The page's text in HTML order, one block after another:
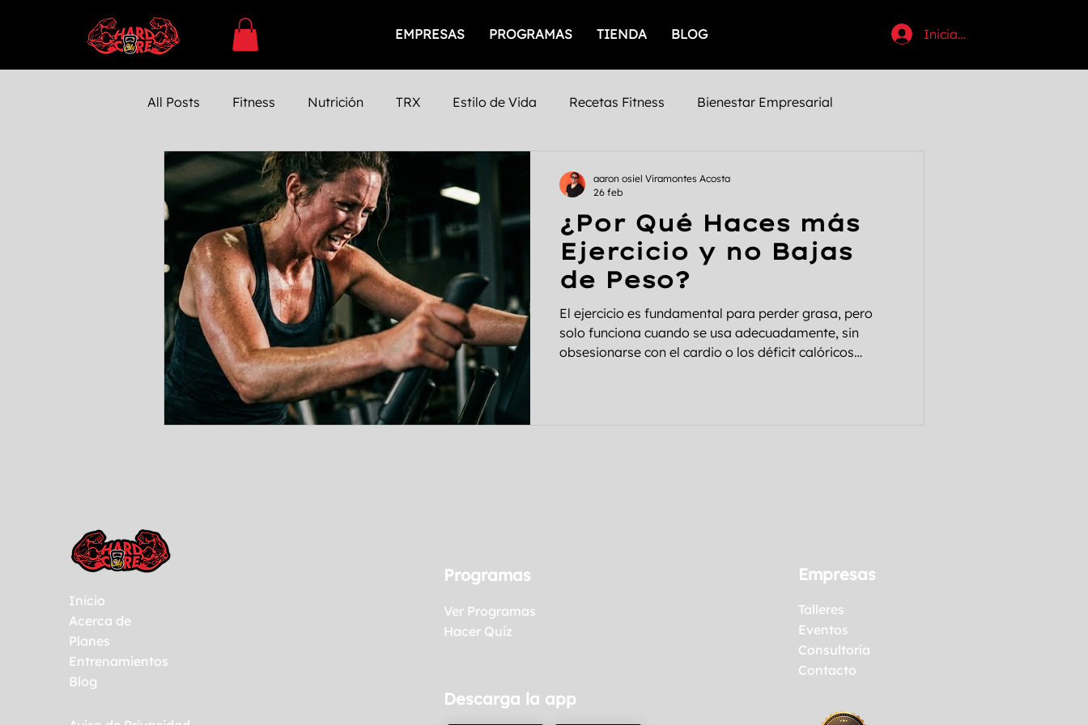
EMPRESAS PROGRAMAS TIENDA BLOG Iniciar sesión
All Posts Fitness Nutrición TRX Estilo de Vida Recetas Fitness Bienestar Empresarial
SUPLEMENTACÓN Ejercicios Empresas Saludables
Entrenamiento Entrenamiento Femenino Salud gimnasios San Luis Potosi Halloween
Farmacología Bienestar Mental Fuerza Cafeina
Testosterona Entrenamiento Entrenamiento Personalizado Entrenamiento Pecho Chest
¿Por Qué Haces más
Ejercicio y no Bajas
de Peso?
El ejercicio es fundamental para perder grasa, pero
solo funciona cuando se usa adecuadamente, sin
obsesionarse con el cardio o los déficit calóricos
aaron osiel Viramontes Acosta
26 feb
Inicio
Acerca de
Planes
Entrenamientos
Blog
Programas
Ver Programas
Hacer Quiz
Descarga la app
Empresas
Talleres
Eventos
Consultoría
Contacto